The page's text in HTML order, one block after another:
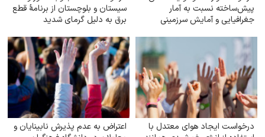
پیش‌ساخته نسبت به آمار
جغرافیایی و آمایش سرزمینی
سیستان و بلوچستان از برنامهٔ قطع
برق به دلیل گرمای شدید
درخواست ایجاد هوای معتدل با
اعتراض به عدم پذیرش نابینایان و